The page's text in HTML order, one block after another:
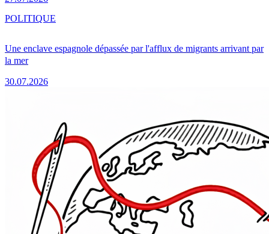
Une enclave espagnole dépassée par l'afflux de migrants arrivant par
la mer
30.07.2026
POLITIQUE